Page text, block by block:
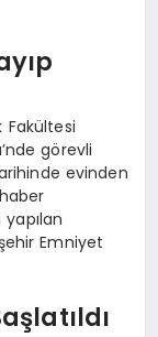
Fakültesi
görevli
evinden
yapılan
Emniyet